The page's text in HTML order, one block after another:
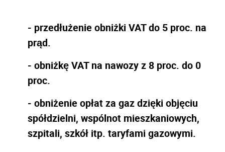
- przedłużenie obniżki VAT do 5 proc. na
prąd.
- obniżkę VAT na nawozy z 8 proc. do 0
proc.
- obniżenie opłat za gaz dzięki objęciu
spółdzielni, wspólnot mieszkaniowych,
szpitali, szkół itp. taryfami gazowymi.